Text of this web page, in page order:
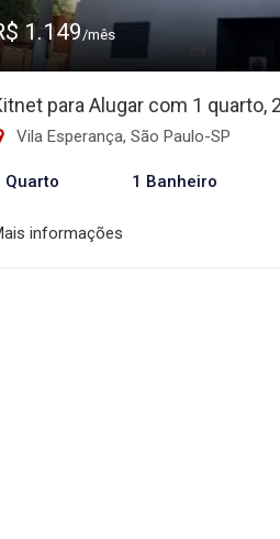
1.149/mês
para Alugar com 1 quarto,
Vila Esperança, São Paulo-SP
Quarto 1 Banheiro
informações